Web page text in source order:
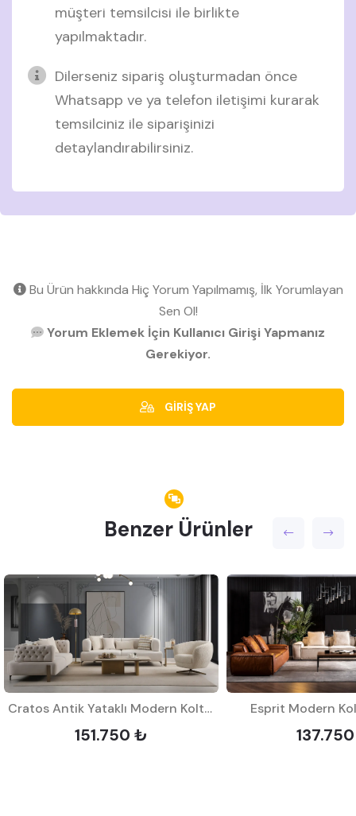
müşteri temsilcisi ile birlikte
yapılmaktadır.
Dilerseniz sipariş oluşturmadan önce
Whatsapp ve ya telefon iletişimi kurarak
temsilciniz ile siparişinizi
detaylandırabilirsiniz.
Bu Ürün hakkında Hiç Yorum Yapılmamış, İlk Yorumlayan
Sen Ol!
Yorum Eklemek İçin Kullanıcı Girişi Yapmanız
Gerekiyor.
GİRİŞ YAP
Benzer Ürünler
Cratos Antik Yataklı Modern Koltuk Takımı
151.750 ₺
Esprit Modern